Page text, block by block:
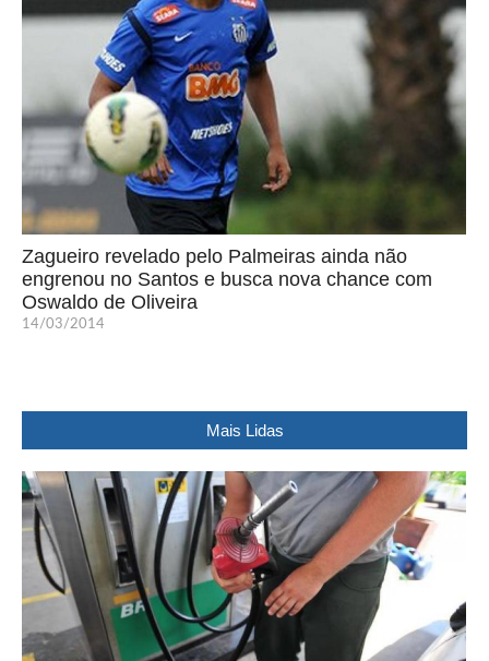
Zagueiro revelado pelo Palmeiras ainda não
engrenou no Santos e busca nova chance com
Oswaldo de Oliveira
14/03/2014
Mais Lidas